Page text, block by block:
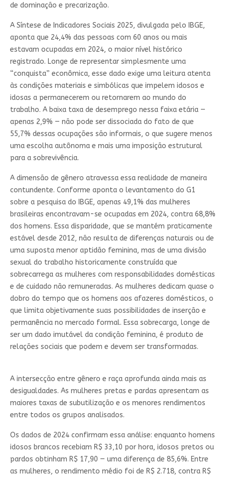
de dominação e precarização.
A Síntese de Indicadores Sociais 2025, divulgada pelo IBGE,
aponta que 24,4% das pessoas com 60 anos ou mais
estavam ocupadas em 2024, o maior nível histórico
registrado. Longe de representar simplesmente uma
“conquista” econômica, esse dado exige uma leitura atenta
às condições materiais e simbólicas que impelem idosos e
idosas a permanecerem ou retornarem ao mundo do
trabalho. A baixa taxa de desemprego nessa faixa etária —
apenas 2,9% — não pode ser dissociada do fato de que
55,7% dessas ocupações são informais, o que sugere menos
uma escolha autônoma e mais uma imposição estrutural
para a sobrevivência.
A dimensão de gênero atravessa essa realidade de maneira
contundente. Conforme aponta o levantamento do G1
sobre a pesquisa do IBGE, apenas 49,1% das mulheres
brasileiras encontravam-se ocupadas em 2024, contra 68,8%
dos homens. Essa disparidade, que se mantém praticamente
estável desde 2012, não resulta de diferenças naturais ou de
uma suposta menor aptidão feminina, mas de uma divisão
sexual do trabalho historicamente construída que
sobrecarrega as mulheres com responsabilidades domésticas
e de cuidado não remuneradas. As mulheres dedicam quase o
dobro do tempo que os homens aos afazeres domésticos, o
que limita objetivamente suas possibilidades de inserção e
permanência no mercado formal. Essa sobrecarga, longe de
ser um dado imutável da condição feminina, é produto de
relações sociais que podem e devem ser transformadas.
A intersecção entre gênero e raça aprofunda ainda mais as
desigualdades. As mulheres pretas e pardas apresentam as
maiores taxas de subutilização e os menores rendimentos
entre todos os grupos analisados.
Os dados de 2024 confirmam essa análise: enquanto homens
idosos brancos recebiam R$ 33,10 por hora, idosos pretos ou
pardos obtinham R$ 17,90 — uma diferença de 85,6%. Entre
as mulheres, o rendimento médio foi de R$ 2.718, contra R$